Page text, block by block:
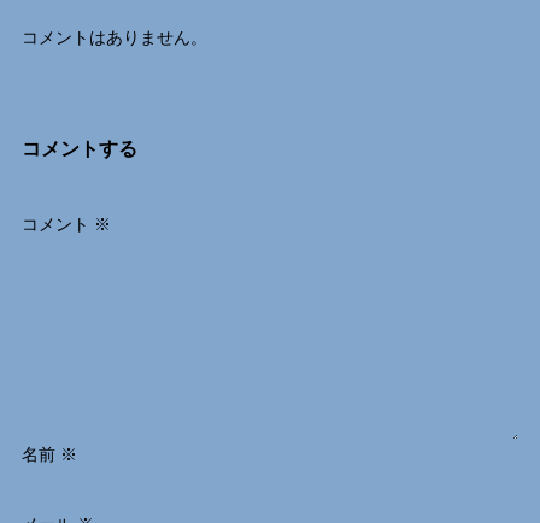
コメントはありません。
コメントする
コメント ※
名前 ※